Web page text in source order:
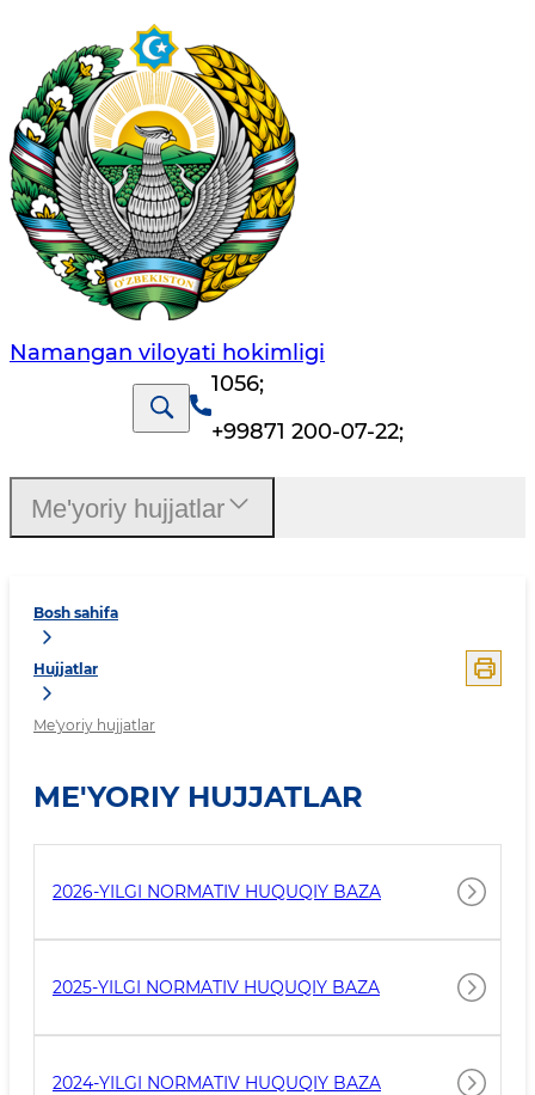
Namangan vilоyati hоkimligi
1056;
+99871 200-07-22;
Bosh sahifa
Hujjatlar
Me'yoriy hujjatlar
ME'YORIY HUJJATLAR
2026-YILGI NORMATIV HUQUQIY BAZA
2025-YILGI NORMATIV HUQUQIY BAZA
2024-YILGI NORMATIV HUQUQIY BAZA
Me'yoriy hujjatlar